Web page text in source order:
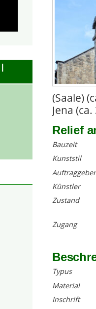
(Saale)
Jena
Relief
Bauzeit
Kunststil
Auftraggeber
Künstler
Zustand
Zugang
Typus
Material
Inschrift